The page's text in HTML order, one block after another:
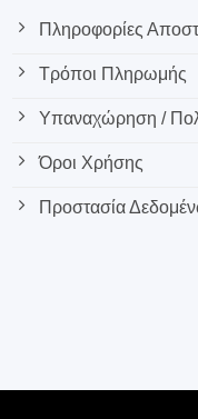
Πληροφορίες
Τρόποι Πληρωμής
Υπαναχώρηση /
Όροι Χρήσης
Προστασία